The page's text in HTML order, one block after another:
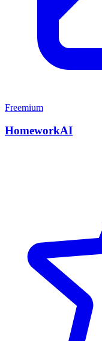
Freemium
HomeworkAI